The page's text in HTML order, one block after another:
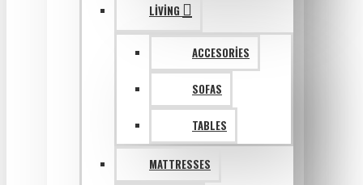
LIVING
ACCESORIES
SOFAS
TABLES
MATTRESSES